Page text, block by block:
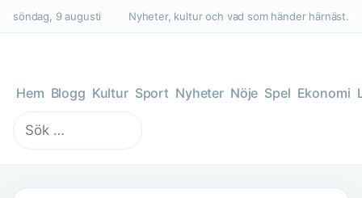
söndag, 9 augusti Nyheter, kultur och vad som händer härnäst.
Hem Blogg Kultur Sport Nyheter Nöje Spel Ekonomi
Sök
efter: